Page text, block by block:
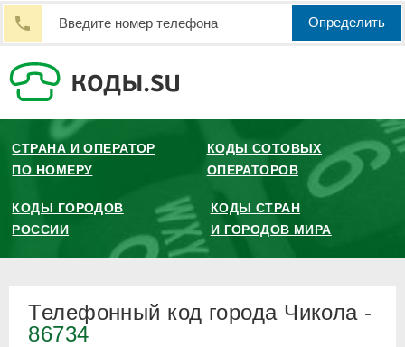
Определить
СТРАНА И ОПЕРАТОР
ПО НОМЕРУ
КОДЫ СОТОВЫХ
ОПЕРАТОРОВ
КОДЫ ГОРОДОВ
РОССИИ
КОДЫ СТРАН
И ГОРОДОВ МИРА
Телефонный код города Чикола -
86734